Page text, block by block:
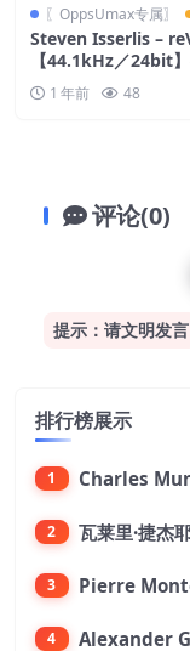
〖OppsUmax专属〗
Steven Isserlis –
【44.1kHz／24bit
1 年前 48
评论(0)
提示：请文明发言
排行榜展示
1
2
3
4